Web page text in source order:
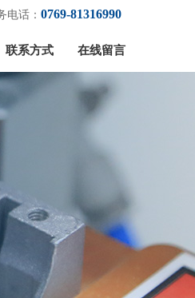
电话： 0769-81316990
联系方式 在线留言